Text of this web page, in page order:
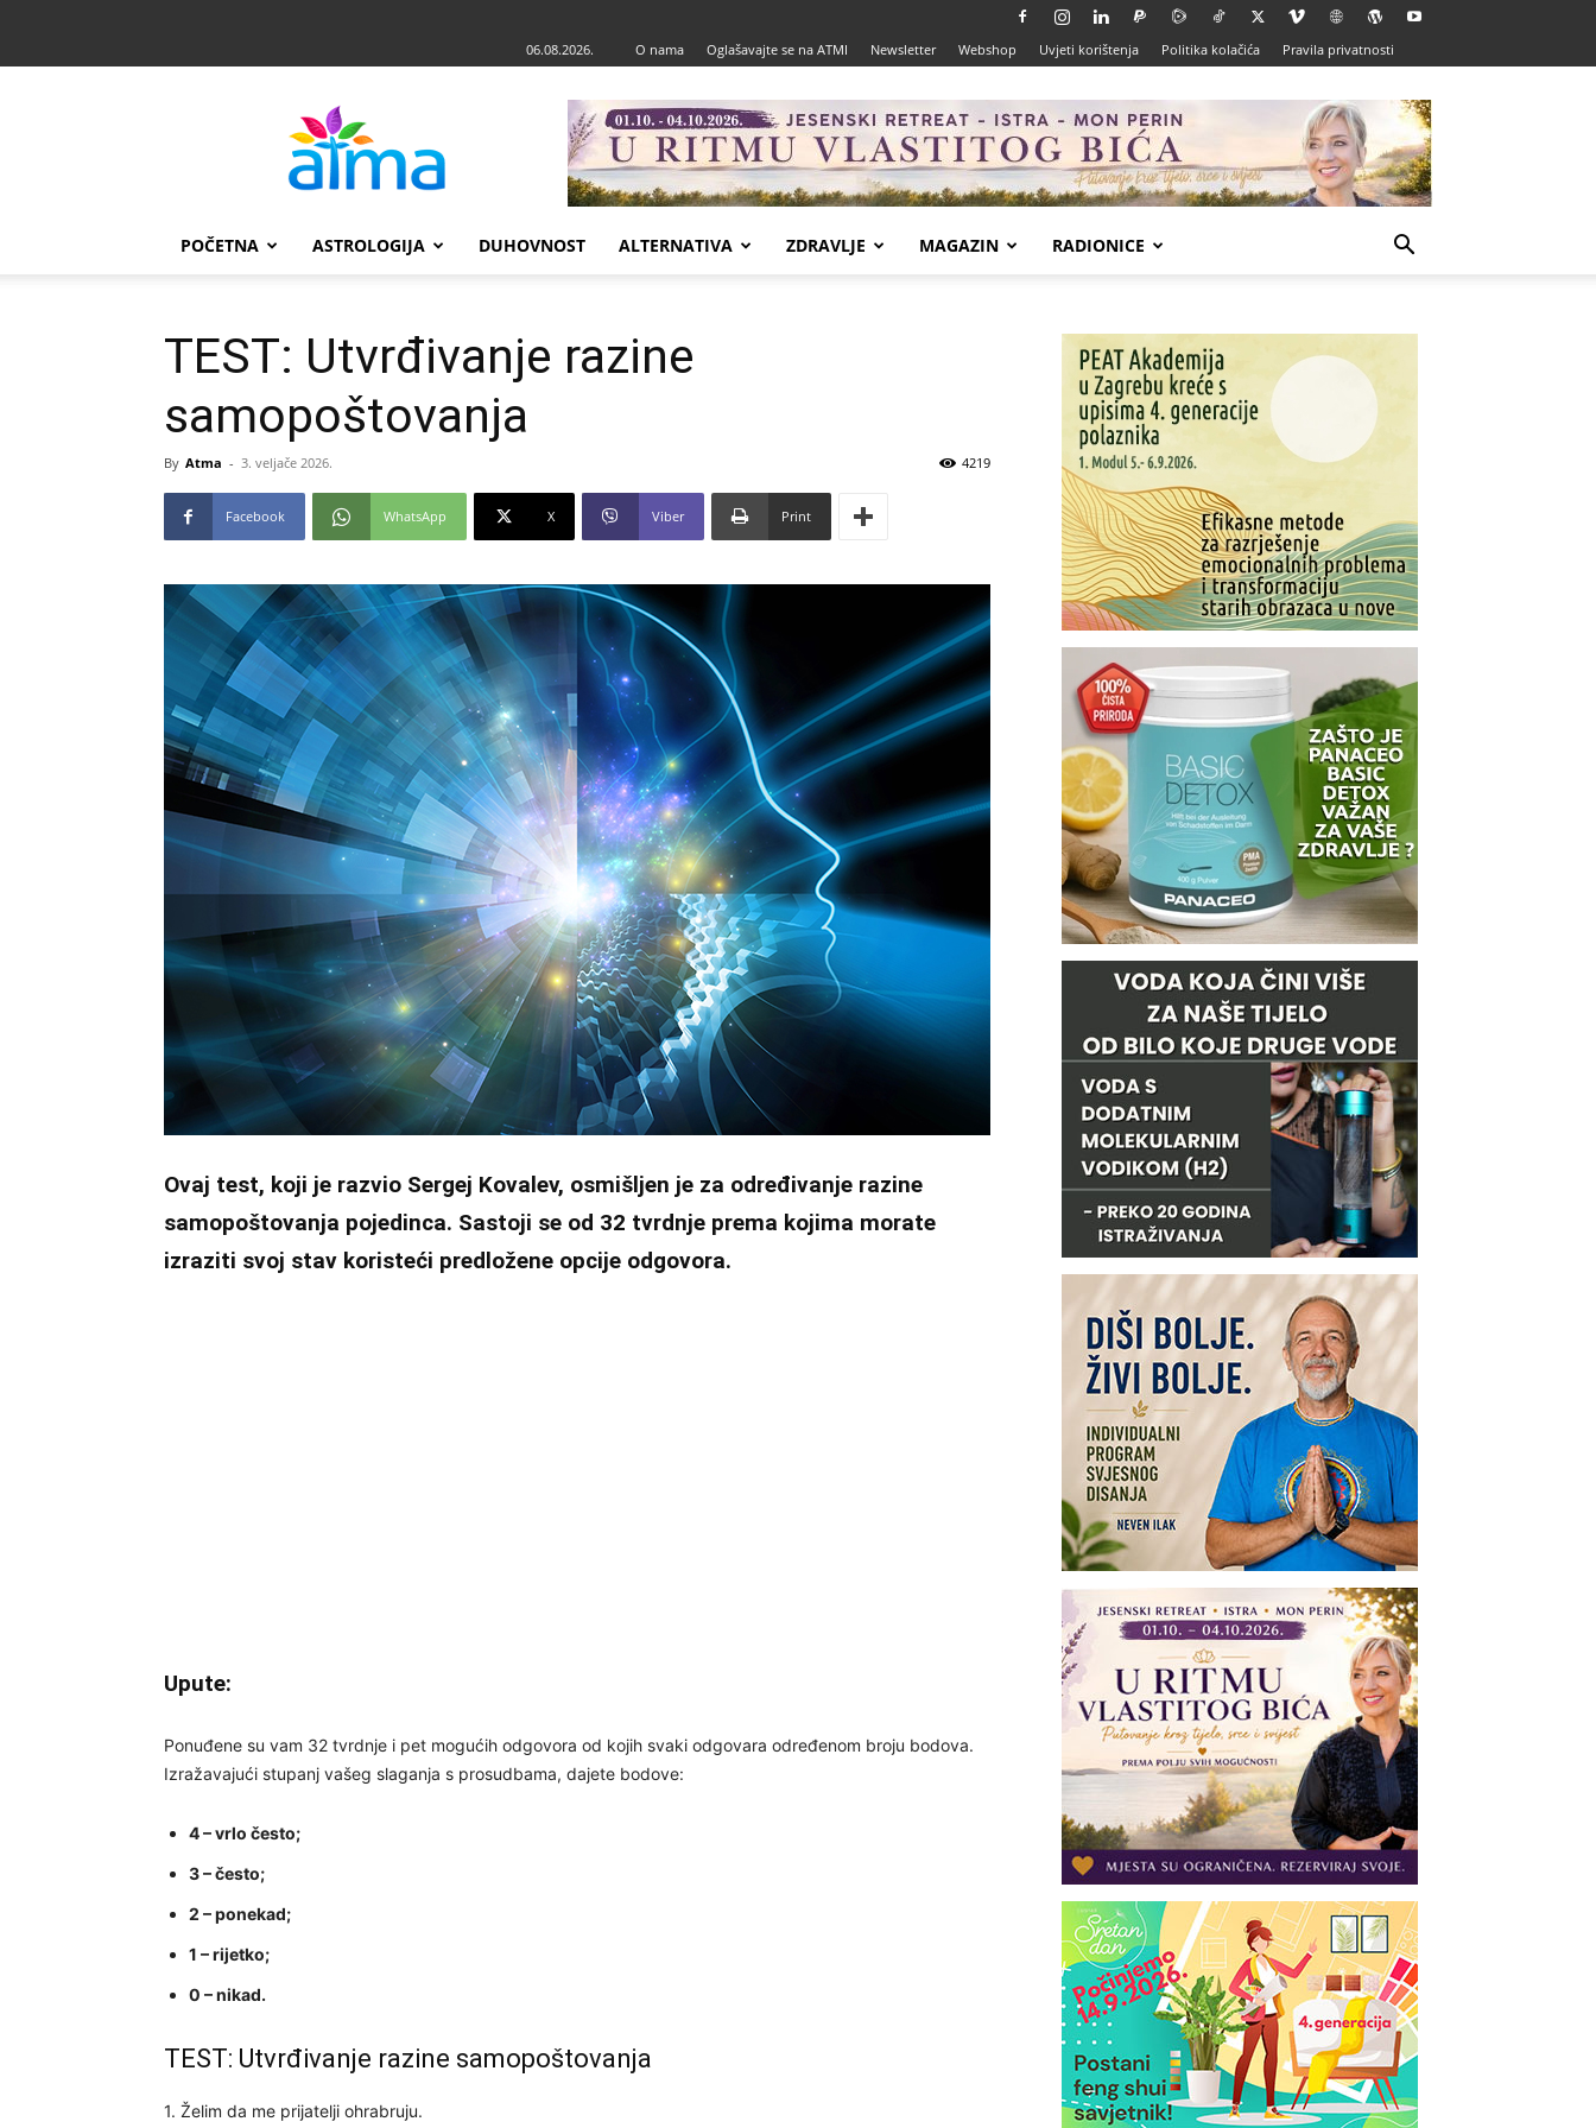
06.08.2026. O nama Oglašavajte se na ATMI Newsletter Webshop Uvjeti korištenja Politika kolačića Pravila privatnosti
POČETNA ASTROLOGIJA DUHOVNOST ALTERNATIVA ZDRAVLJE MAGAZIN RADIONICE
TEST: Utvrđivanje razine
samopoštovanja
By Atma - 3. veljače 2026. 4219
Facebook WhatsApp X Viber Print
Ovaj test, koji je razvio Sergej Kovalev, osmišljen je za određivanje razine
samopoštovanja pojedinca. Sastoji se od 32 tvrdnje prema kojima morate
izraziti svoj stav koristeći predložene opcije odgovora.
Upute:
Ponuđene su vam 32 tvrdnje i pet mogućih odgovora od kojih svaki odgovara određenom broju bodova.
Izražavajući stupanj vašeg slaganja s prosudbama, dajete bodove:
4 – vrlo često;
3 – često;
2 – ponekad;
1 – rijetko;
0 – nikad.
TEST: Utvrđivanje razine samopoštovanja
1. Želim da me prijatelji ohrabruju.